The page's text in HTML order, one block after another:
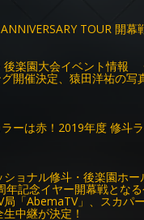
TOUR 開幕
後楽園大会イベント情報
開催決定、猿田洋祐の写
ーは赤！2019年度 修斗
ショナル修斗・後楽園ホー
記念イヤー開幕戦となる
局「AbemaTV」、スカパ
中継が決定！